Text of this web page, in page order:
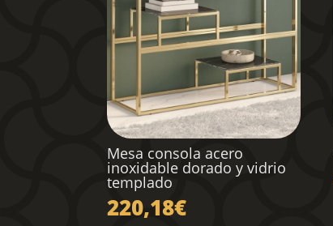
Mesa consola acero
inoxidable dorado y vidrio
templado
220,18€